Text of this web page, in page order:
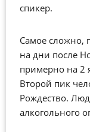
спикер.
Самое сложно,
на дни после
примерно на 2
Второй пик
Рождество.
алкогольного